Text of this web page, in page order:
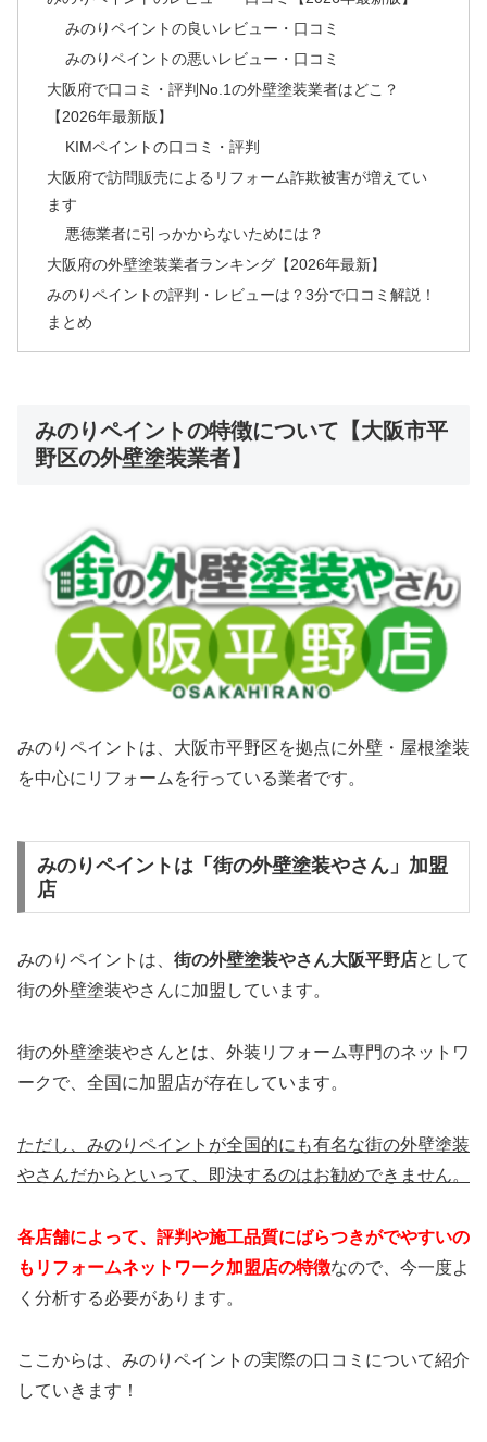
みのりペイントの良いレビュー・口コミ
みのりペイントの悪いレビュー・口コミ
大阪府で口コミ・評判No.1の外壁塗装業者はどこ？
【2026年最新版】
KIMペイントの口コミ・評判
大阪府で訪問販売によるリフォーム詐欺被害が増えてい
ます
悪徳業者に引っかからないためには？
大阪府の外壁塗装業者ランキング【2026年最新】
みのりペイントの評判・レビューは？3分で口コミ解説！
まとめ
みのりペイントの特徴について【大阪市平
野区の外壁塗装業者】
みのりペイントは、大阪市平野区を拠点に外壁・屋根塗装
を中心にリフォームを行っている業者です。
みのりペイントは「街の外壁塗装やさん」加盟
店
みのりペイントは、 街の外壁塗装やさん大阪平野店として
街の外壁塗装やさんに加盟しています。
街の外壁塗装やさんとは、外装リフォーム専門のネットワ
ークで、全国に加盟店が存在しています。
ただし、みのりペイントが全国的にも有名な街の外壁塗装
やさんだからといって、即決するのはお勧めできません。
各店舗によって、 評判や施工品質にばらつきがでやすいの
もリフォームネットワーク加盟店の特徴なので、今一度よ
く分析する必要があります。
ここからは、みのりペイントの実際の口コミについて紹介
していきます！